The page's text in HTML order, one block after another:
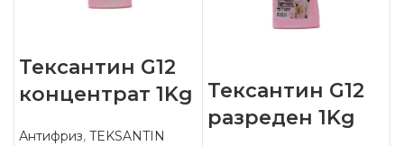
Тексантин G12
концентрат 1Kg
Антифриз, TEKSANTIN
Тексантин G12
разреден 1Kg